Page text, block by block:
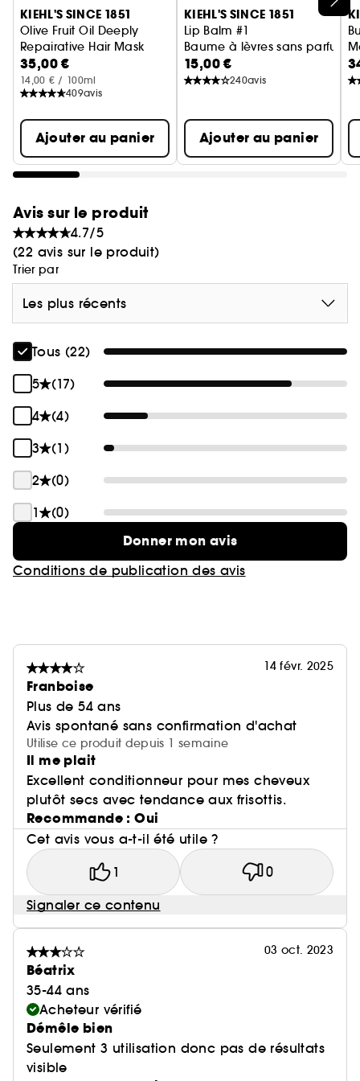
shampoing Kiehl's quelques minutes, et rincez.
Depuis 1851, chez Kiehl's, notre mission est de
concevoir des soins concentrés en ingrédients
d'origine naturelle à l'efficacité scientifiquement
connaissances acquises et transmises au fil des
générations ainsi que sur des valeurs de
générosité et de service qui ont fait notre
KIEHL'S SINCE 1851
Olive Fruit Oil Deeply
Repairative Hair Mask
Masque réparateur pour cheveux
35,00 €
14,00 € / 100ml
409avis
Ajouter au panier
KIEHL'S SINCE 1851
Lip Balm #1
Baume à lèvres sans parfum
15,00 €
240avis
Ajouter au panier
Avis sur le produit
4.7/5
(22 avis sur le produit)
Trier par
Les plus récents
Tous (22)
5
(17)
4
(4)
3
(1)
2
(0)
1
(0)
Donner mon avis
Conditions de publication des avis
14 févr. 2025
Franboise
Plus de 54 ans
Avis spontané sans confirmation d'achat
Utilise ce produit depuis 1 semaine
Il me plait
Excellent conditionneur pour mes cheveux
plutôt secs avec tendance aux frisottis.
Recommande : Oui
Cet avis vous a-t-il été utile ?
1 0
Signaler ce contenu
03 oct. 2023
Béatrix
35-44 ans
Acheteur vérifié
Démêle bien
Seulement 3 utilisation donc pas de résultats
visible